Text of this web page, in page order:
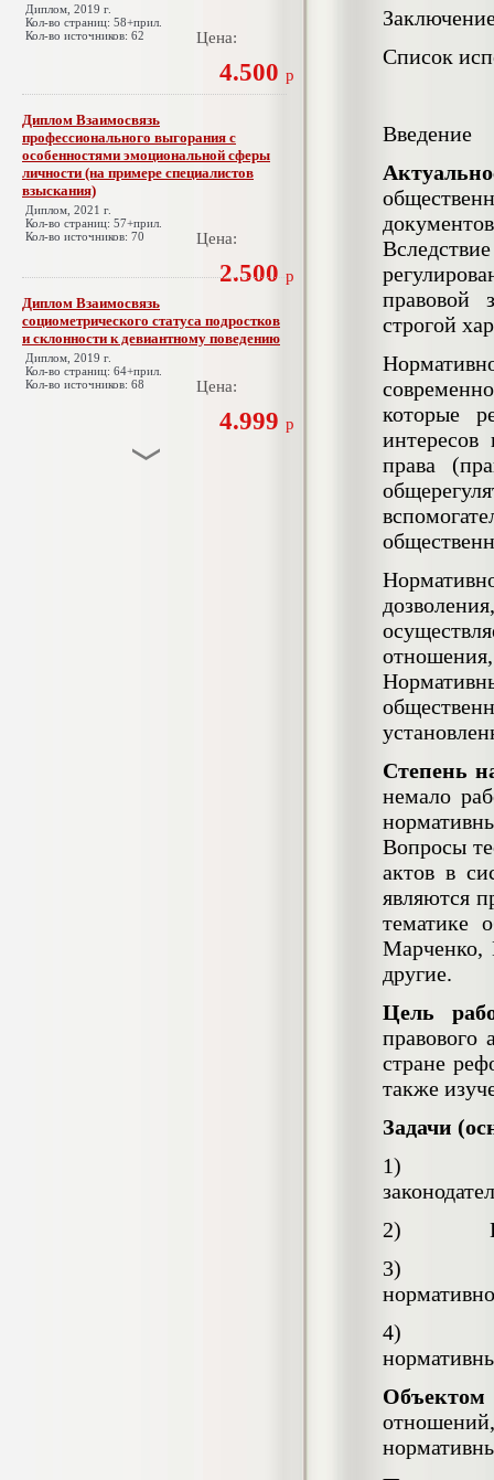
Диплом, 2019 г.
Кол-во страниц: 58+прил.
Кол-во источников: 62
Цена:
4.500 р
Диплом Взаимосвязь
профессионального выгорания с
особенностями эмоциональной сферы
личности (на примере специалистов
взыскания)
Диплом, 2021 г.
Кол-во страниц: 57+прил.
Кол-во источников: 70
Цена:
2.500 р
Диплом Взаимосвязь
социометрического статуса подростков
и склонности к девиантному поведению
Диплом, 2019 г.
Кол-во страниц: 64+прил.
Кол-во источников: 68
Цена:
4.999 р
Список
Введение
правовой
строгой
которые
права
Степень
немало
Вопросы
актов в
являются
тематике
другие.
Цель
правового
стране
также
Задачи
1)
2)
3) Дать
4)